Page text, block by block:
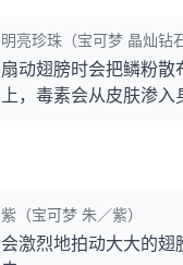
明亮珍珠（宝可梦 晶灿钻
扇动翅膀时会把鳞粉
上，毒素会从皮肤渗入
紫（宝可梦 朱／紫）
会激烈地拍动大大的